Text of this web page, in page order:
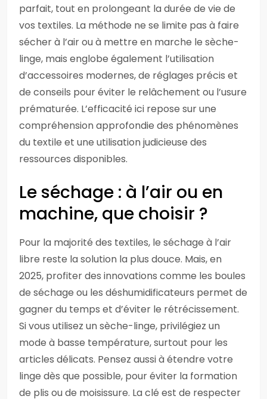
parfait, tout en prolongeant la durée de vie de
vos textiles. La méthode ne se limite pas à faire
sécher à l’air ou à mettre en marche le sèche-
linge, mais englobe également l’utilisation
d’accessoires modernes, de réglages précis et
de conseils pour éviter le relâchement ou l’usure
prématurée. L’efficacité ici repose sur une
compréhension approfondie des phénomènes
du textile et une utilisation judicieuse des
ressources disponibles.
Le séchage : à l’air ou en
machine, que choisir ?
Pour la majorité des textiles, le séchage à l’air
libre reste la solution la plus douce. Mais, en
2025, profiter des innovations comme les boules
de séchage ou les déshumidificateurs permet de
gagner du temps et d’éviter le rétrécissement.
Si vous utilisez un sèche-linge, privilégiez un
mode à basse température, surtout pour les
articles délicats. Pensez aussi à étendre votre
linge dès que possible, pour éviter la formation
de plis ou de moisissure. La clé est de respecter